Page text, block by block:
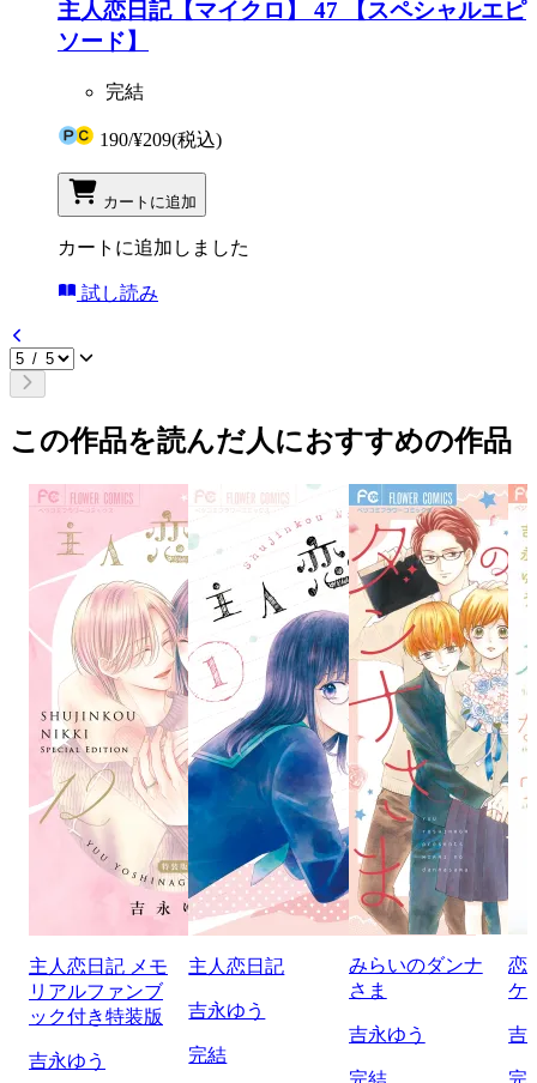
主人恋日記【マイクロ】 47 【スペシャルエピ
ソード】
完結
190/¥209(税込)
カートに追加
カートに追加しました
試し読み
この作品を読んだ人におすすめの作品
主人恋日記 メモ
リアルファンブ
ック付き特装版
吉永ゆう
主人恋日記
吉永ゆう
完結
みらいのダンナ
さま
吉永ゆう
完結
恋
ケ
吉
完